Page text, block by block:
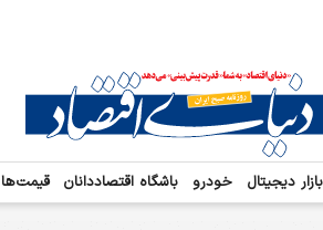
بازار دیجیتال خودرو باشگاه اقتصاددانان قیمت‌ها